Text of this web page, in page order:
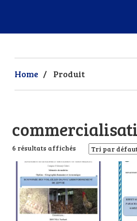
Home / Produit
6 résultats affichés